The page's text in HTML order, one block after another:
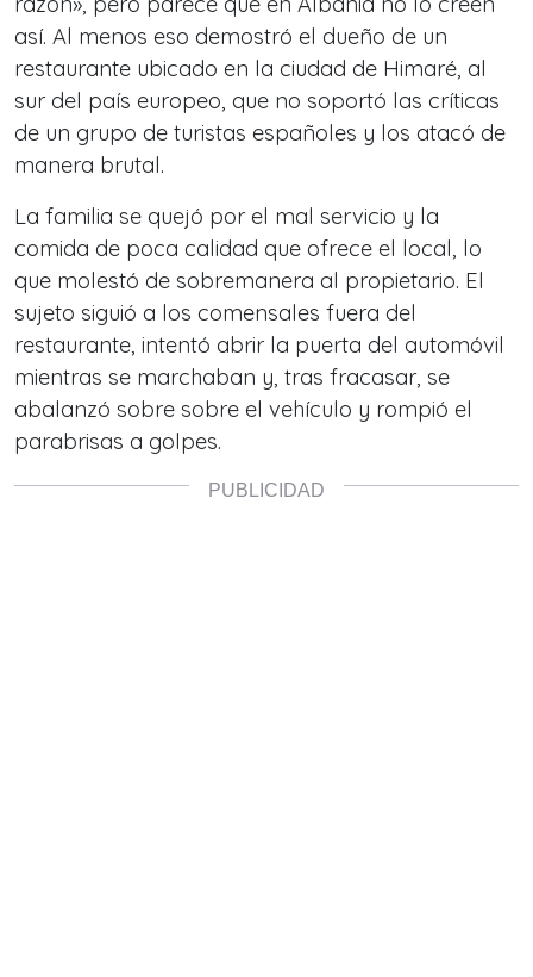
así. Al menos eso demostró el dueño de un
restaurante ubicado en la ciudad de Himaré, al
sur del país europeo, que no soportó las críticas
de un grupo de turistas españoles y los atacó de
manera brutal.
La familia se quejó por el mal servicio y la
comida de poca calidad que ofrece el local, lo
que molestó de sobremanera al propietario. El
sujeto siguió a los comensales fuera del
restaurante, intentó abrir la puerta del automóvil
mientras se marchaban y, tras fracasar, se
abalanzó sobre sobre el vehículo y rompió el
parabrisas a golpes.